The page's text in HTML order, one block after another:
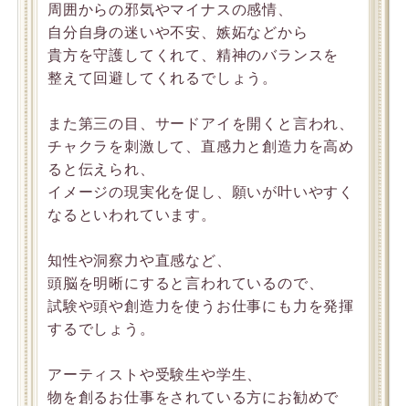
周囲からの邪気やマイナスの感情、
自分自身の迷いや不安、嫉妬などから
貴方を守護してくれて、精神のバランスを
整えて回避してくれるでしょう。
また第三の目、サードアイを開くと言われ、
チャクラを刺激して、直感力と創造力を高め
ると伝えられ、
イメージの現実化を促し、願いが叶いやすく
なるといわれています。
知性や洞察力や直感など、
頭脳を明晰にすると言われているので、
試験や頭や創造力を使うお仕事にも力を発揮
するでしょう。
アーティストや受験生や学生、
物を創るお仕事をされている方にお勧めで